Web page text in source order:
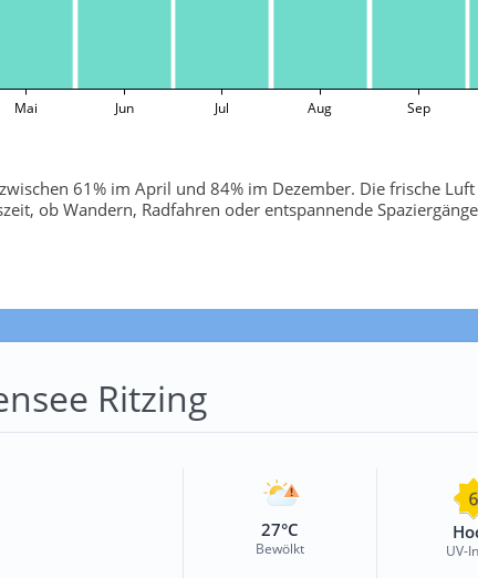
Mai Jun Jul Aug Sep
61% im April und 84% im Dezember. Die frische
ob Wandern, Radfahren oder entspannende
Ritzing
27°C
Bewölkt UV-